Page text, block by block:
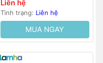
Liên hệ
Tình trạng: Liên hệ
MUA NGAY